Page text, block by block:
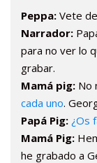
Peppa: Vete
Narrador:
para no ver lo
grabar.
Mamá pig: No
cada uno.
Papá Pig: ¿Os
Mamá Pig:
he grabado a